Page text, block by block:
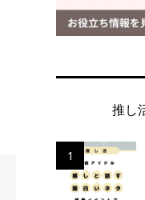
推し
1